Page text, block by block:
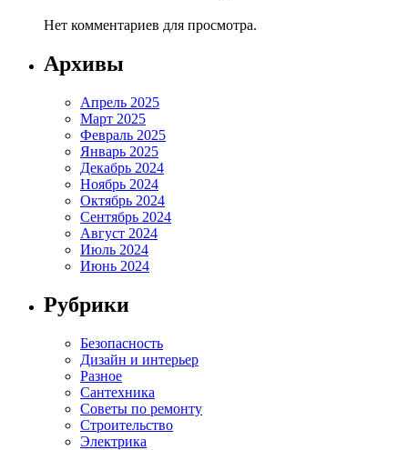
Нет комментариев для просмотра.
Архивы
Апрель 2025
Март 2025
Февраль 2025
Январь 2025
Декабрь 2024
Ноябрь 2024
Октябрь 2024
Сентябрь 2024
Август 2024
Июль 2024
Июнь 2024
Рубрики
Безопасность
Дизайн и интерьер
Разное
Сантехника
Советы по ремонту
Строительство
Электрика